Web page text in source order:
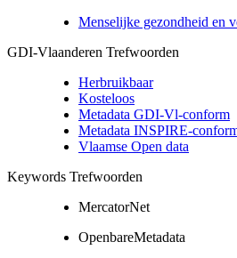
Menselijke gezondheid en
GDI-Vlaanderen Trefwoorden
Herbruikbaar
Kosteloos
Metadata GDI-Vl-conform
Metadata INSPIRE-
Vlaamse Open data
Keywords Trefwoorden
MercatorNet
OpenbareMetadata